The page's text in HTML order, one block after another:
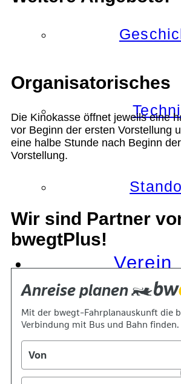
Verein
Suche
Organisatorisches
Die Kinokasse öffnet jeweils eine
vor Beginn der ersten Vorstellung
eine halbe Stunde nach Beginn
Vorstellung.
Wir sind Partner
bwegtPlus!